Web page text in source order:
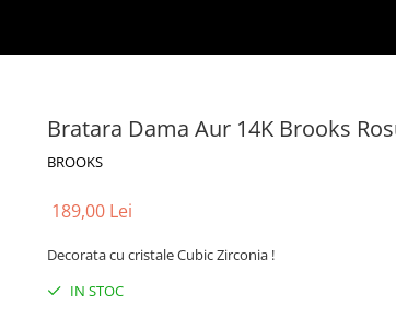
Bratara Dama Aur 14K Brooks
BROOKS
189,00 Lei
Decorata cu cristale Cubic Zirconia !
IN STOC